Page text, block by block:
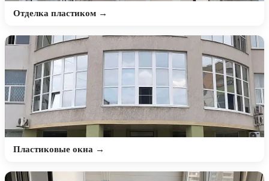
Отделка пластиком →
Пластиковые окна →